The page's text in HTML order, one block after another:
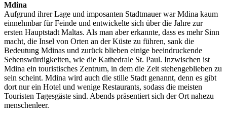
Mdina
Aufgrund ihrer Lage und imposanten Stadtmauer war Mdina kaum
einnehmbar für Feinde und entwickelte sich über die Jahre zur
ersten Hauptstadt Maltas. Als man aber erkannte, dass es mehr Sinn
macht, die Insel von Orten an der Küste zu führen, sank die
Bedeutung Mdinas und zurück blieben einige beeindruckende
Sehenswürdigkeiten, wie die Kathedrale St. Paul. Inzwischen ist
Mdina ein touristisches Zentrum, in dem die Zeit stehengeblieben zu
sein scheint. Mdina wird auch die stille Stadt genannt, denn es gibt
dort nur ein Hotel und wenige Restaurants, sodass die meisten
Touristen Tagesgäste sind. Abends präsentiert sich der Ort nahezu
menschenleer.